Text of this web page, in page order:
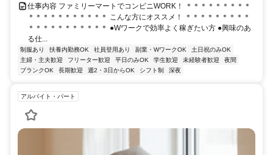
仕事内容 ファミリーマートでコンビニWORK！ ＊＊＊＊＊＊＊＊＊
＊＊＊＊＊＊＊＊＊＊＊ こんな方にオススメ！ ＊＊＊＊＊＊＊＊＊
＊＊＊＊＊＊＊＊＊＊＊ ●Wワークで効率よく稼ぎたい方 ●興味のあ
る仕...
制服あり 扶養内勤務OK 社員登用あり 副業・WワークOK
土日祝のみOK
主婦・主夫歓迎
フリーター歓迎 平日のみOK 学生歓迎 未経験者歓迎
夜間
ブランクOK
長期歓迎 週2・3日からOK シフト制 深夜
アルバイト・パート